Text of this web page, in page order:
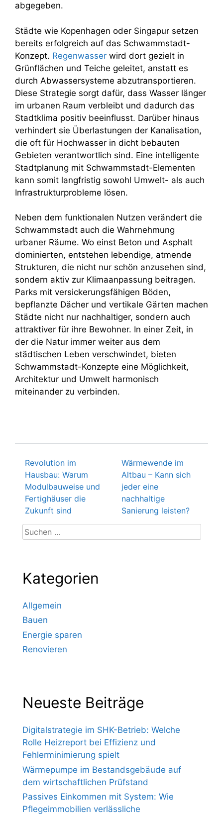
abgegeben.
Städte wie Kopenhagen oder Singapur setzen
bereits erfolgreich auf das Schwammstadt-
Konzept. Regenwasser wird dort gezielt in
Grünflächen und Teiche geleitet, anstatt es
durch Abwassersysteme abzutransportieren.
Diese Strategie sorgt dafür, dass Wasser länger
im urbanen Raum verbleibt und dadurch das
Stadtklima positiv beeinflusst. Darüber hinaus
verhindert sie Überlastungen der Kanalisation,
die oft für Hochwasser in dicht bebauten
Gebieten verantwortlich sind. Eine intelligente
Stadtplanung mit Schwammstadt-Elementen
kann somit langfristig sowohl Umwelt- als auch
Infrastrukturprobleme lösen.
Neben dem funktionalen Nutzen verändert die
Schwammstadt auch die Wahrnehmung
urbaner Räume. Wo einst Beton und Asphalt
dominierten, entstehen lebendige, atmende
Strukturen, die nicht nur schön anzusehen sind,
sondern aktiv zur Klimaanpassung beitragen.
Parks mit versickerungsfähigen Böden,
bepflanzte Dächer und vertikale Gärten machen
Städte nicht nur nachhaltiger, sondern auch
attraktiver für ihre Bewohner. In einer Zeit, in
der die Natur immer weiter aus dem
städtischen Leben verschwindet, bieten
Schwammstadt-Konzepte eine Möglichkeit,
Architektur und Umwelt harmonisch
miteinander zu verbinden.
Beitragsnavigation
Revolution im
Hausbau: Warum
Modulbauweise und
Fertighäuser die
Zukunft sind
Wärmewende im
Altbau – Kann sich
jeder eine
nachhaltige
Sanierung leisten?
Suchen
nach:
Kategorien
Allgemein
Bauen
Energie sparen
Renovieren
Neueste Beiträge
Digitalstrategie im SHK-Betrieb: Welche
Rolle Heizreport bei Effizienz und
Fehlerminimierung spielt
Wärmepumpe im Bestandsgebäude auf
dem wirtschaftlichen Prüfstand
Passives Einkommen mit System: Wie
Pflegeimmobilien verlässliche